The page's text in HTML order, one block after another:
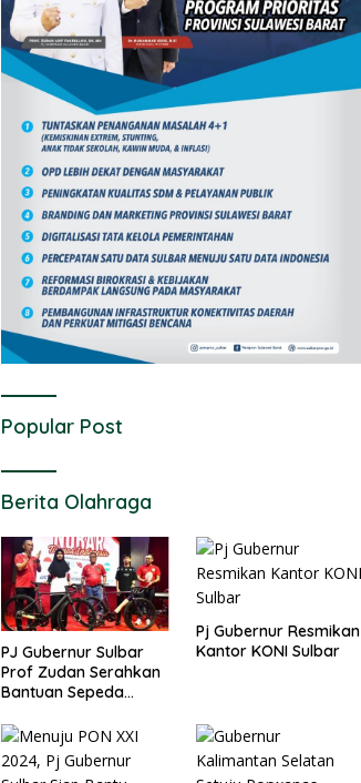
Popular Post
Berita Olahraga
PJ Gubernur Sulbar
Prof Zudan Serahkan
Bantuan Sepeda
PON 2024
Pj Gubernur Resmikan
Kantor KONI Sulbar